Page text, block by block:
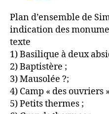
Plan d’ensemble de
indication des
texte
1) Basilique à deux
2) Baptistère ;
3) Mausolée ?;
4) Camp « des ouvriers
5) Petits thermes ;